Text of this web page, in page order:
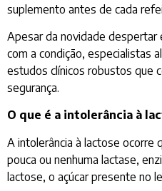
suplemento antes de cada
Apesar da novidade
com a condição, especialistas
estudos clínicos robustos que
segurança.
O que é a intolerância à
A intolerância à lactose ocorre
pouca ou nenhuma lactase,
lactose, o açúcar presente no